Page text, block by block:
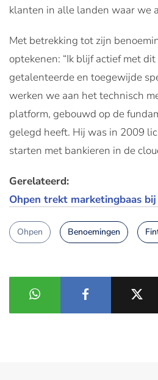
klanten in alle landen waar we
Met betrekking tot zijn
optekenen: “Ik blijf actief met
getalenteerde en toegewijde
werken we aan het technisch
platform, gebouwd op de
gelegd heeft. Hij was in 2009
starten met bankieren in de
Gerelateerd:
Ohpen trekt marketingbaas bij
Ohpen Benoemingen